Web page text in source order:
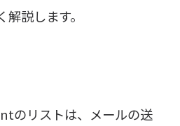
説します。
のリストは、メールの送